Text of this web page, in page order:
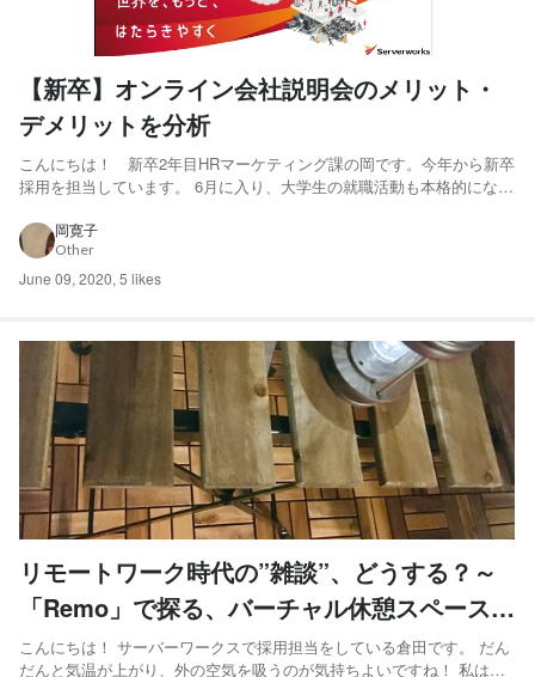
【新卒】オンライン会社説明会のメリット・
デメリットを分析
こんにちは！ 新卒2年目HRマーケティング課の岡です。今年から新卒
採用を担当しています。 6月に入り、大学生の就職活動も本格的になっ
くれるのかとても楽しみです！ 最近ズッキーニの美味しさにはまって
しまい、グリルしたりスープにいれたり色んな調理方法を試...
岡寛子
Other
June 09, 2020, 5 likes
リモートワーク時代の”雑談”、どうする？～
「Remo」で探る、バーチャル休憩スペースの
可能性～定着編
こんにちは！ サーバーワークスで採用担当をしている倉田です。 だん
だんと気温が上がり、外の空気を吸うのが気持ちよいですね！ 私は自